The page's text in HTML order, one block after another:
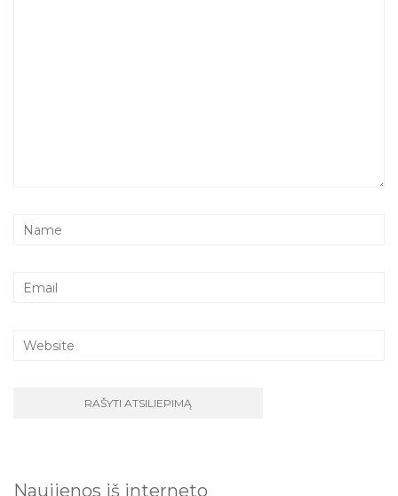
Naujienos iš interneto